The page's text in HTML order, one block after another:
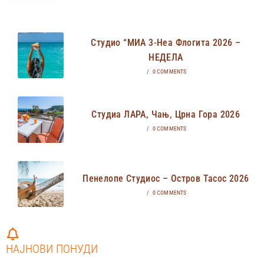
Студио “МИА 3-Неа Флогита 2026 –
НЕДЕЛА
/ 0 COMMENTS
Студиа ЛАРА, Чањ, Црна Гора 2026
/ 0 COMMENTS
Пенелопе Студиос – Остров Тасос 2026
/ 0 COMMENTS
НАЈНОВИ ПОНУДИ